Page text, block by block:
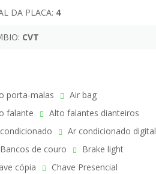
DA PLACA: 4
CVT
porta-malas
Air bag
falante
Alto falantes dianteiros
Ar condicionado digital
Bancos de couro
Brake light
cópia
Chave Presencial